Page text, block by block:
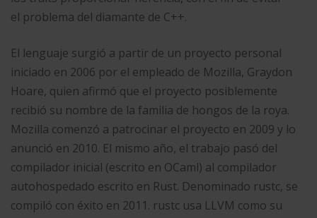
el problema del diamante de C++.
El lenguaje surgió a partir de un proyecto personal
iniciado en 2006 por el empleado de Mozilla, Graydon
Hoare,​ quien afirmó que el proyecto posiblemente
recibió su nombre de la familia de hongos de la roya.
Mozilla comenzó a patrocinar el proyecto en 2009 y lo
anunció en 2010. El mismo año, el trabajo pasó del
compilador inicial (escrito en OCaml) al compilador
autohospedado escrito en Rust.​ Denominado rustc, se
compiló con éxito en 2011.​ rustc usa LLVM como su